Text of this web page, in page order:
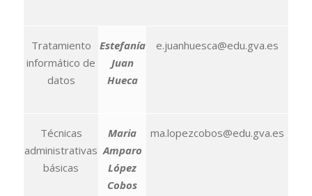
Tratamiento
informático de
datos
Estefanía
Juan
Hueca
e.juanhuesca@edu.gva.es
Técnicas
administrativas
básicas
Maria
Amparo
López
Cobos
ma.lopezcobos@edu.gva.es